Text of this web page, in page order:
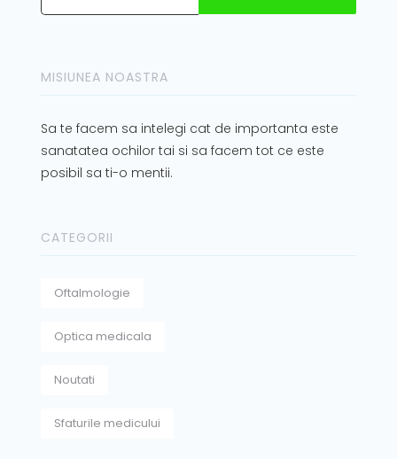
MISIUNEA NOASTRA
Sa te facem sa intelegi cat de importanta este
sanatatea ochilor tai si sa facem tot ce este
posibil sa ti-o mentii.
CATEGORII
Oftalmologie
Optica medicala
Noutati
Sfaturile medicului